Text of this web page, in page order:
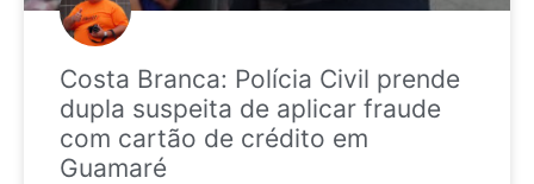
Costa Branca: Polícia Civil prende
dupla suspeita de aplicar fraude
com cartão de crédito em
Guamaré